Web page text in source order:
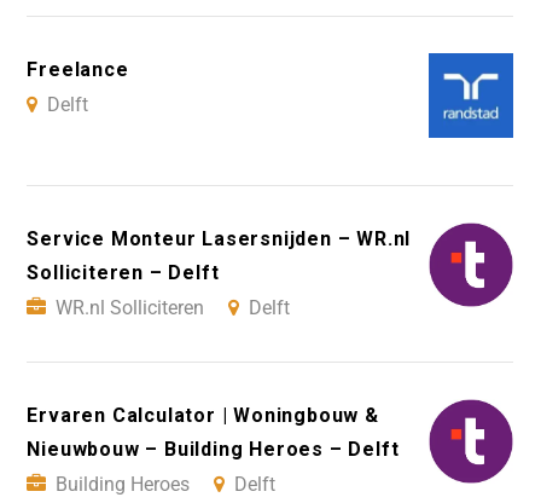
Freelance
Delft
Service Monteur Lasersnijden – WR.nl
Solliciteren – Delft
WR.nl Solliciteren
Delft
Ervaren Calculator | Woningbouw &
Nieuwbouw – Building Heroes – Delft
Building Heroes
Delft